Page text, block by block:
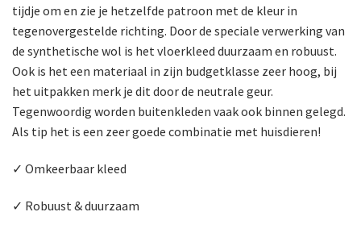
tijdje om en zie je hetzelfde patroon met de kleur in
tegenovergestelde richting. Door de speciale verwerking van
de synthetische wol is het vloerkleed duurzaam en robuust.
Ook is het een materiaal in zijn budgetklasse zeer hoog, bij
het uitpakken merk je dit door de neutrale geur.
Tegenwoordig worden buitenkleden vaak ook binnen gelegd.
Als tip het is een zeer goede combinatie met huisdieren!
✓ Omkeerbaar kleed
✓ Robuust & duurzaam